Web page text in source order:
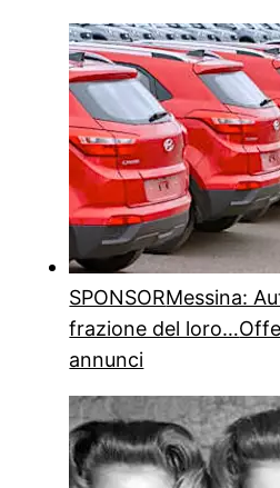
SPONSORMessina:
frazione del loro…
annunci